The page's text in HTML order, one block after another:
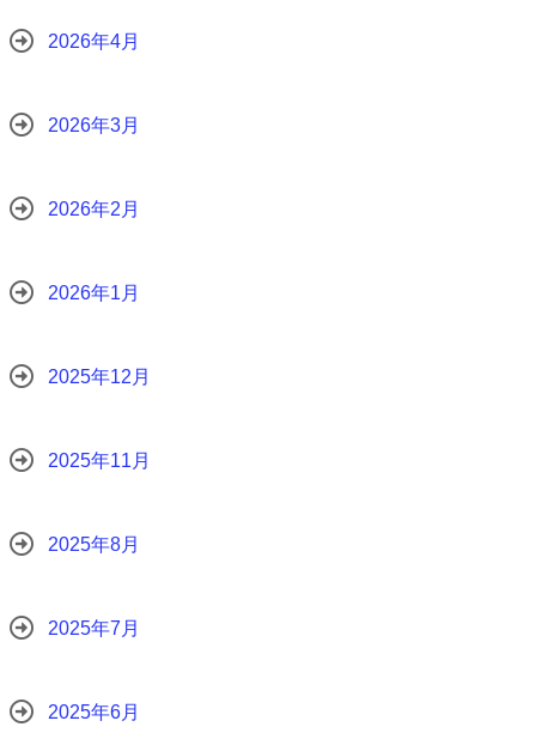
2026年4月
2026年3月
2026年2月
2026年1月
2025年12月
2025年11月
2025年8月
2025年7月
2025年6月